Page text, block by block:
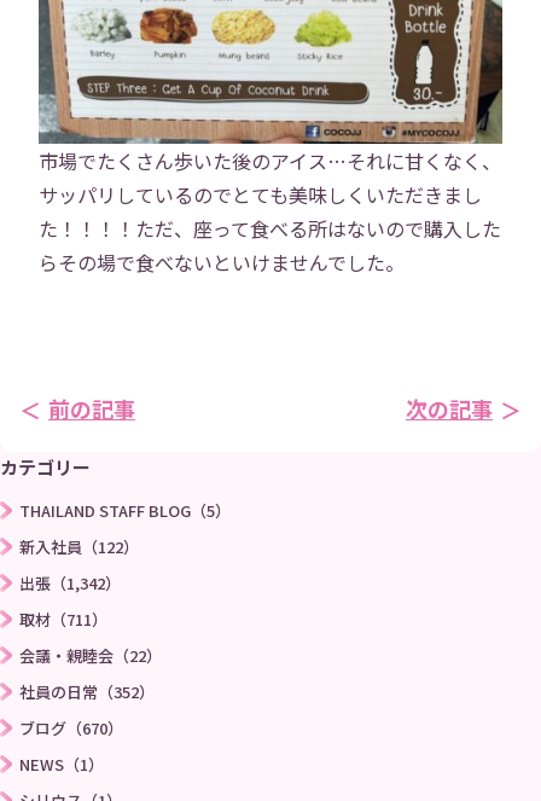
社員ブログ 社員Vlog
Instagram X
お問い合わせ プライバシーポリシー
→
市場でたくさん歩いた後のアイス…それに甘くなく、
サッパリしているのでとても美味しくいただきまし
た！！！！ただ、座って食べる所はないので購入した
らその場で食べないといけませんでした。
前の記事 次の記事
カテゴリー
THAILAND STAFF BLOG（5）
新入社員（122）
出張（1,342）
取材（711）
会議・親睦会（22）
社員の日常（352）
ブログ（670）
NEWS（1）